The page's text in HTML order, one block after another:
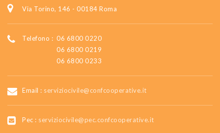
Via Torino, 146 - 00184 Roma
Telefono : 06 6800 0220
06 6800 0219
06 6800 0233
Email : serviziocivile@confcooperative.it
Pec : serviziocivile@pec.confcooperative.it